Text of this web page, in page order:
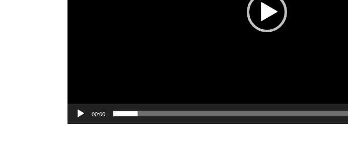
00:00